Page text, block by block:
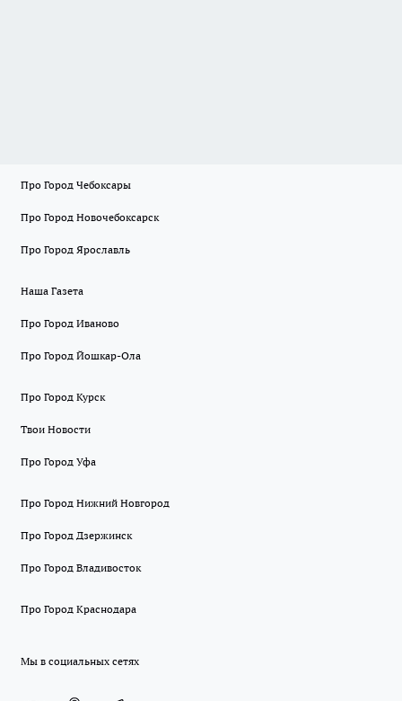
Про Город Чебоксары
Про Город Новочебоксарск
Про Город Ярославль
Наша Газета
Про Город Иваново
Про Город Йошкар-Ола
Про Город Курск
Твои Новости
Про Город Уфа
Про Город Нижний Новгород
Про Город Дзержинск
Про Город Владивосток
Про Город Краснодара
Мы в социальных сетях